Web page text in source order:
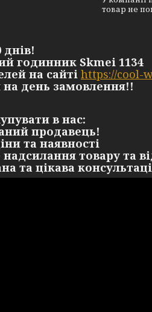
товар не
днів!
годинник Skmei 1134
на сайті https://cool-
на день замовлення!!
в нас:
продавець!
та наявності
товару та
та цікава